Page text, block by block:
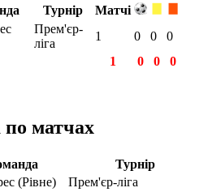
Турнір
Матчі
Прем'єр-
ліга
1 0 0
0
1 0 0 0
по матчах
Турнір
(Рівне)
Прем'єр-ліга